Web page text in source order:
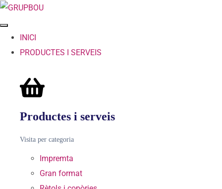
INICI
PRODUCTES I SERVEIS
Productes i serveis
Visita per categoria
Impremta
Gran format